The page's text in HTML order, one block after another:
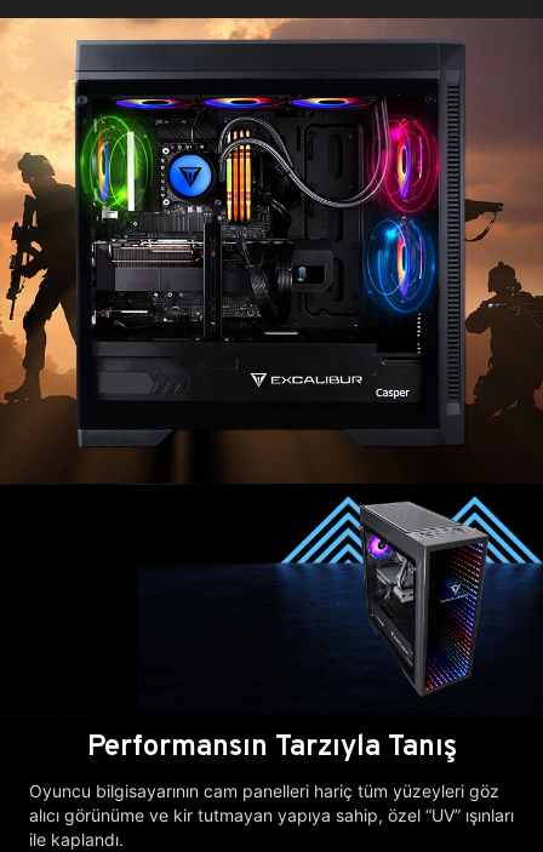
Performansın Tarzıyla Tanış
Oyuncu bilgisayarının cam panelleri hariç tüm yüzeyleri göz
alıcı görünüme ve kir tutmayan yapıya sahip, özel “UV” ışınları
ile kaplandı.